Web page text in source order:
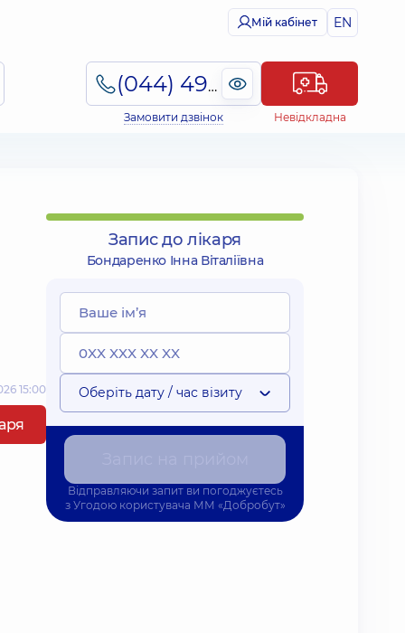
Мій кабінет EN
(044) 495-2-888
Замовити дзвінок Невідкладна
15:00
Запис до лікаря
Бондаренко Інна Віталіївна
Оберіть дату / час візиту
Відправляючи запит ви погоджуєтесь
з Угодою користувача ММ «Добробут»